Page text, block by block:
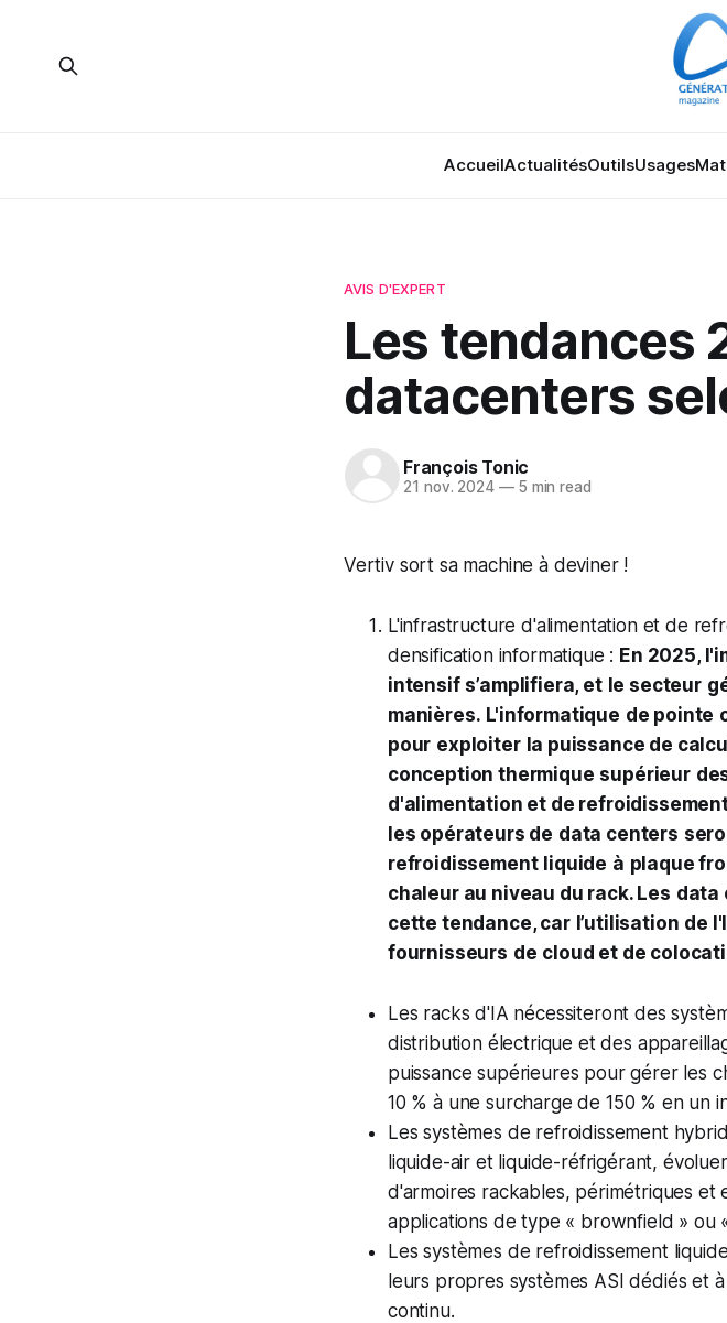
AccueilActualitésOutilsUsages
AVIS D'EXPERT
Les tendances
datacenters
François Tonic
21 nov. 2024 —5 min read
Vertiv sort sa machine à deviner !
L'infrastructure d'alimentation et de
densification informatique : En 2025,
intensif s’amplifiera, et le secteur
manières. L'informatique de pointe
pour exploiter la puissance de
conception thermique supérieur
d'alimentation et de
les opérateurs de data centers
refroidissement liquide à plaque
chaleur au niveau du rack. Les data
cette tendance, car l’utilisation de
fournisseurs de cloud et de
Les racks d'IA nécessiteront des
distribution électrique et des
puissance supérieures pour gérer les
10 % à une surcharge de 150 % en un
Les systèmes de refroidissement
liquide-air et liquide-réfrigérant,
d'armoires rackables, périmétriques
applications de type « brownfield » ou
Les systèmes de refroidissement
leurs propres systèmes ASI dédiés et
continu.